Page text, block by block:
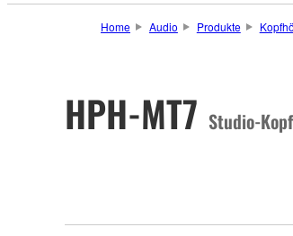
Home Audio Produkte
HPH-MT7 Studio-